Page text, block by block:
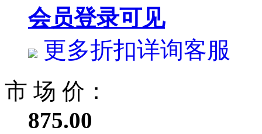
会员登录可见
更多折扣详询客服
市 场 价：
875.00